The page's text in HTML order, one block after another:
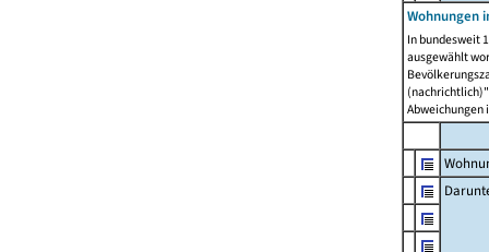
Wohnungen
In bundesweit
ausgewählt
Abweichungen